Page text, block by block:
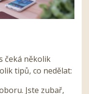
čeká několik
tipů, co nedělat:
Jste zubař,